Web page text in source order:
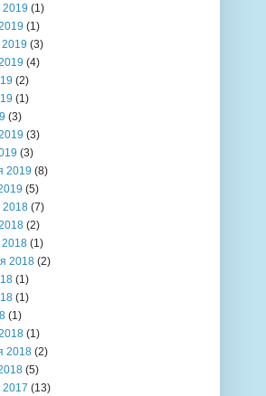
2019 (1)
(1)
2019 (3)
(4)
(2)
(1)
(3)
(3)
(3)
2019 (8)
(5)
2018 (7)
(2)
2018 (1)
2018 (2)
(1)
(1)
(1)
(1)
2018 (2)
(5)
2017 (13)